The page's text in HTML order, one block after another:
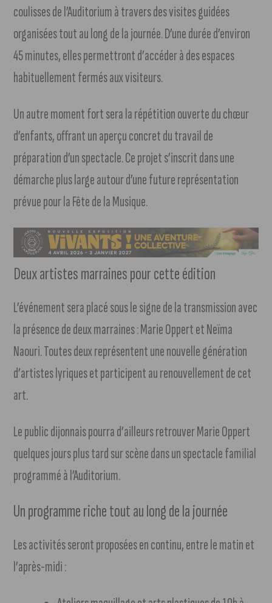
coulisses de l’Auditorium à travers des visites guidées
organisées tout au long de la journée. D’une durée d’environ
45 minutes, elles permettront d’accéder à des espaces
habituellement fermés aux visiteurs.
Un autre moment fort sera la répétition ouverte du chœur
d’enfants, offrant un aperçu concret du travail de
préparation d’un spectacle. Ce projet s’inscrit dans une
démarche plus large autour d’une future représentation
prévue pour la Fête de la Musique.
Deux artistes marraines pour cette édition
L’événement sera placé sous le signe de la transmission avec
la présence de deux marraines : Marie Oppert et Neïma
Naouri. Toutes deux représentent une nouvelle génération
d’artistes lyriques et participent au renouvellement de cet
art.
Le public dijonnais pourra d’ailleurs retrouver Marie Oppert
quelques jours plus tard sur scène dans un spectacle familial
programmé à l’Auditorium.
Un programme riche tout au long de la journée
Les activités seront proposées en continu, entre le matin et
l’après-midi :